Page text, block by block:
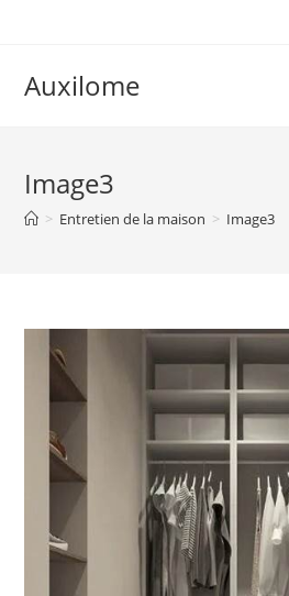
Auxilome
Image3
> Entretien de la maison > Image3